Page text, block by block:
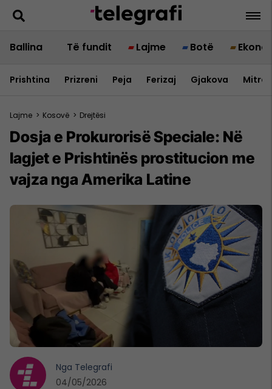
Ballina Të fundit Lajme Botë
Prishtina Prizreni Peja Ferizaj Gjakova
Lajme > Kosovë > Drejtësi
Dosja e Prokurorisë Speciale: Në
lagjet e Prishtinës prostitucion me
vajza nga Amerika Latine
Nga Telegrafi
04/05/2026